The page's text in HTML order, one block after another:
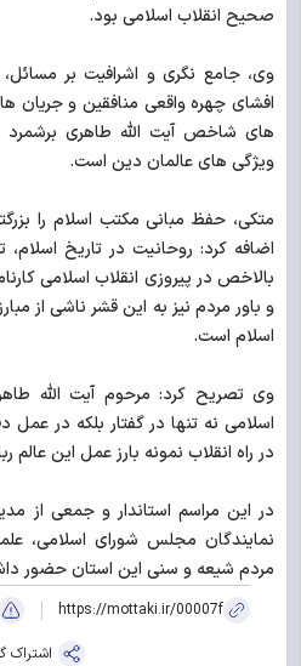
صحیح انقلاب اسلامی بود.
وی، جامع نگری و اشرافیت بر
افشای چهره واقعی منافقین و جریان
های شاخص آیت الله طاهری برشمرد
ویژگی های عالمان دین است.
متکی، حفظ مبانی مکتب اسلام را
بالاخص در پیروزی انقلاب اسلامی
و باور مردم نیز به این قشر ناشی از
اسلام است.
وی تصریح کرد: مرحوم آیت الله
اسلامی نه تنها در گفتار بلکه در
در راه انقلاب نمونه بارز عمل این عالم
در این مراسم استاندار و جمعی از
نمایندگان مجلس شورای اسلامی،
مردم شیعه و سنی این استان حضور
https://mottaki.ir/00007f
اشتراک